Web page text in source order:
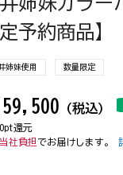
予約商品】
姉妹使用 数量限定
(税込)
還元
社負担 でお届けします。